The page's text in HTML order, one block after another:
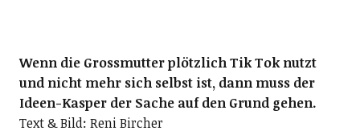
Wenn die Grossmutter plötzlich Tik Tok nutzt
und nicht mehr sich selbst ist, dann muss der
Ideen-Kasper der Sache auf den Grund gehen.
Text & Bild: Reni Bircher